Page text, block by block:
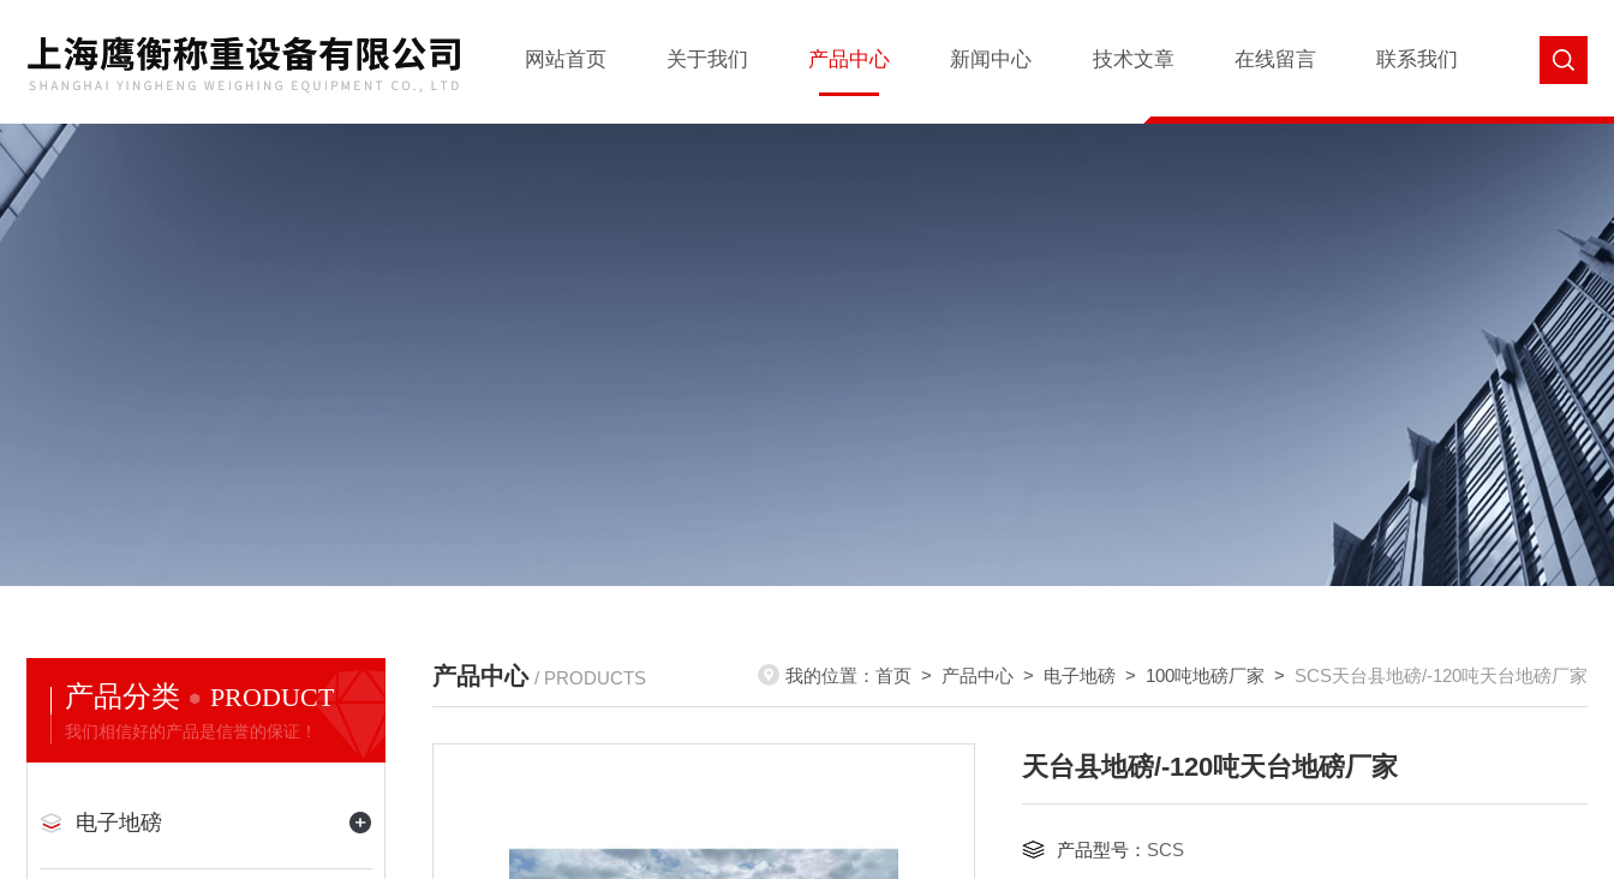
网站首页 关于我们 产品中心 新闻中心 技术文章 在线留言 联系我们
产品分类 PRODUCT
我们相信好的产品是信誉的保证！
电子地磅
产品中心 / PRODUCTS 我的位置： 首页 > 产品中心 > 电子地磅 > 100吨地磅厂家 > SCS天台县地磅/-120吨天台地磅厂家
天台县地磅/-120吨天台地磅厂家
产品型号： SCS